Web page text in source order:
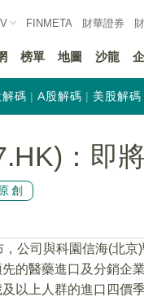
FINMETA 財華證券
榜單 地圖 沙龍
碼 A股解碼 美股解碼
：即
創
，公司與科園信海(北
的醫藥進口及分銷企
以上人群的進口四價